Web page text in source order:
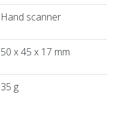
Hand scanner
50 x 45 x 17 mm
35 g